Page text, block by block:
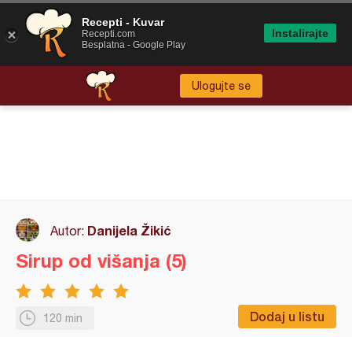
Ulogujte se
Autor: Danijela Žikić
120 min Dodaj u listu
Sirup od višanja (5)
Recepti - Kuvar
Recepti.com
Besplatna - Google Play
Instalirajte